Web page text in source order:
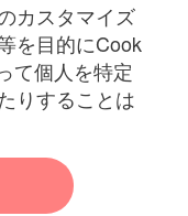
カスタマイズ
を目的にCook
て個人を特定
りすることは
を配信中